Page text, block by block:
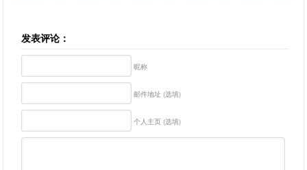
发表评论：
昵称
邮件地址 (选填)
个人主页 (选填)